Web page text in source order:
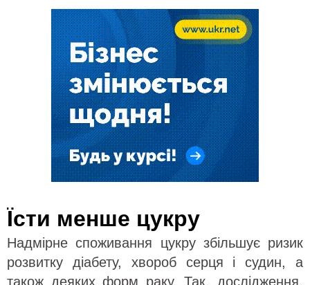
Їсти менше цукру
Надмірне споживання цукру збільшує ризик
розвитку діабету, хвороб серця і судин, а
також деяких форм раку. Так, дослідження,